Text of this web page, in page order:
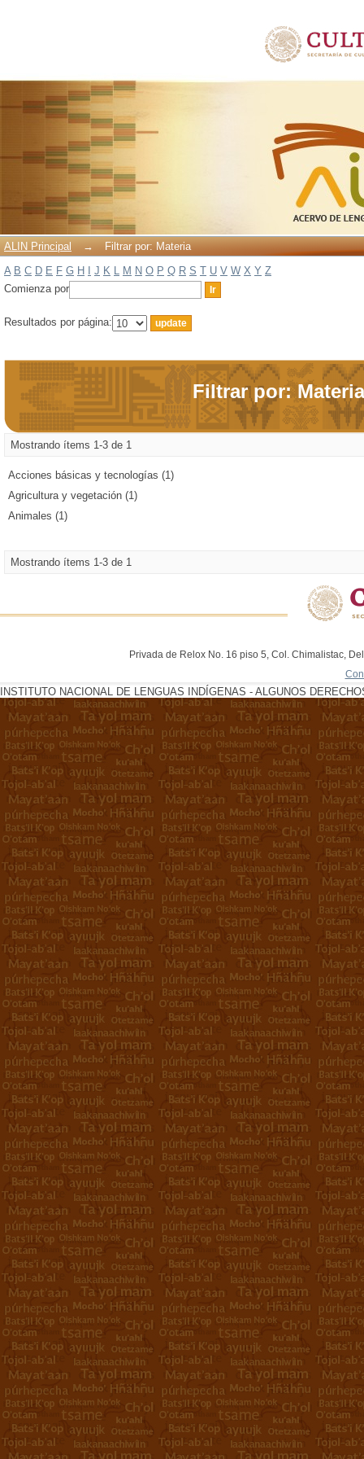
ALIN Principal →
Filtrar por: Materia
A B C D E F G H J K L M N O P Q R S T U V W X Y Z
Comienza por
Resultados por página:
Filtrar por: Materia
Mostrando ítems 1-3 de 1
Acciones básicas y tecnologías (1)
Agricultura y vegetación (1)
Animales (1)
Mostrando ítems 1-3 de 1
Privada de Relox No. 16 piso 5, Col. Chimalistac,
INSTITUTO NACIONAL DE LENGUAS INDÍGENAS - ALGUNOS